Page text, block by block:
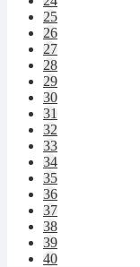
25
26
27
28
29
30
31
32
33
34
35
36
37
38
39
40